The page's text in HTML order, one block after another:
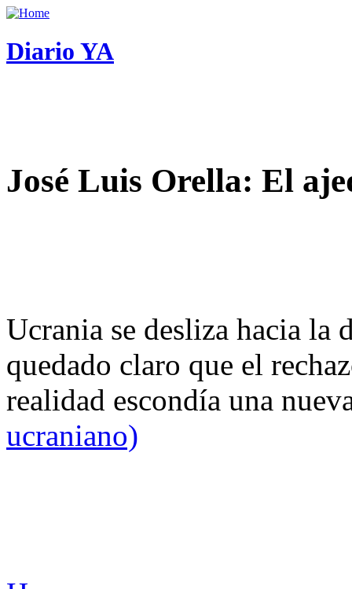
Diario YA
José Luis Orella: El
Ucrania se desliza hacia
quedado claro que el
realidad escondía una
ucraniano)